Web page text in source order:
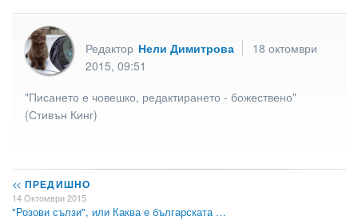
Редактор Нели Димитрова
18 октомври
2015, 09:51
"Писането е човешко, редактирането - божествено"
(Стивън Кинг)
<< ПРЕДИШНО
14 Октомври 2015
"Розови сълзи", или Каква е българската …